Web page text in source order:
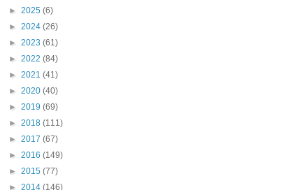
► 2025 (6)
► 2024 (26)
► 2023 (61)
► 2022 (84)
► 2021 (41)
► 2020 (40)
► 2019 (69)
► 2018 (111)
► 2017 (67)
► 2016 (149)
► 2015 (77)
► 2014 (146)